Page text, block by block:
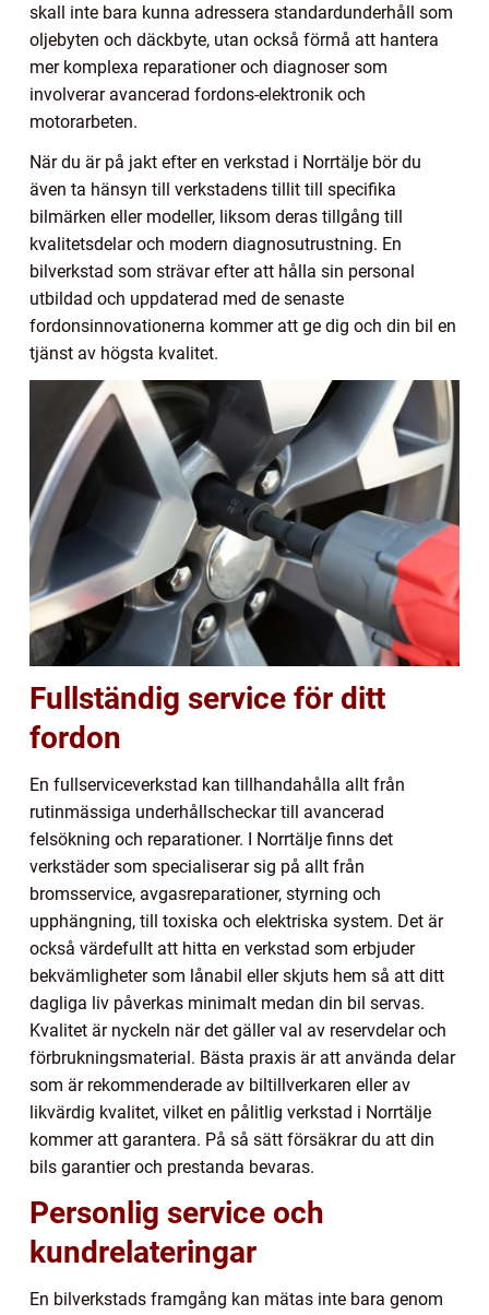
skall inte bara kunna adressera standardunderhåll som
oljebyten och däckbyte, utan också förmå att hantera
mer komplexa reparationer och diagnoser som
involverar avancerad fordons-elektronik och
motorarbeten.
När du är på jakt efter en verkstad i Norrtälje bör du
även ta hänsyn till verkstadens tillit till specifika
bilmärken eller modeller, liksom deras tillgång till
kvalitetsdelar och modern diagnosutrustning. En
bilverkstad som strävar efter att hålla sin personal
utbildad och uppdaterad med de senaste
fordonsinnovationerna kommer att ge dig och din bil en
tjänst av högsta kvalitet.
Fullständig service för ditt
fordon
En fullserviceverkstad kan tillhandahålla allt från
rutinmässiga underhållscheckar till avancerad
felsökning och reparationer. I Norrtälje finns det
verkstäder som specialiserar sig på allt från
bromsservice, avgasreparationer, styrning och
upphängning, till toxiska och elektriska system. Det är
också värdefullt att hitta en verkstad som erbjuder
bekvämligheter som lånabil eller skjuts hem så att ditt
dagliga liv påverkas minimalt medan din bil servas.
Kvalitet är nyckeln när det gäller val av reservdelar och
förbrukningsmaterial. Bästa praxis är att använda delar
som är rekommenderade av biltillverkaren eller av
likvärdig kvalitet, vilket en pålitlig verkstad i Norrtälje
kommer att garantera. På så sätt försäkrar du att din
bils garantier och prestanda bevaras.
Personlig service och
kundrelateringar
En bilverkstads framgång kan mätas inte bara genom